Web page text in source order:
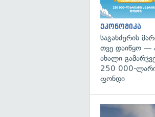
ეკონომიკა
საგანძურის
თვე დაიწყო —
ახალი
250 000-
ფონდი